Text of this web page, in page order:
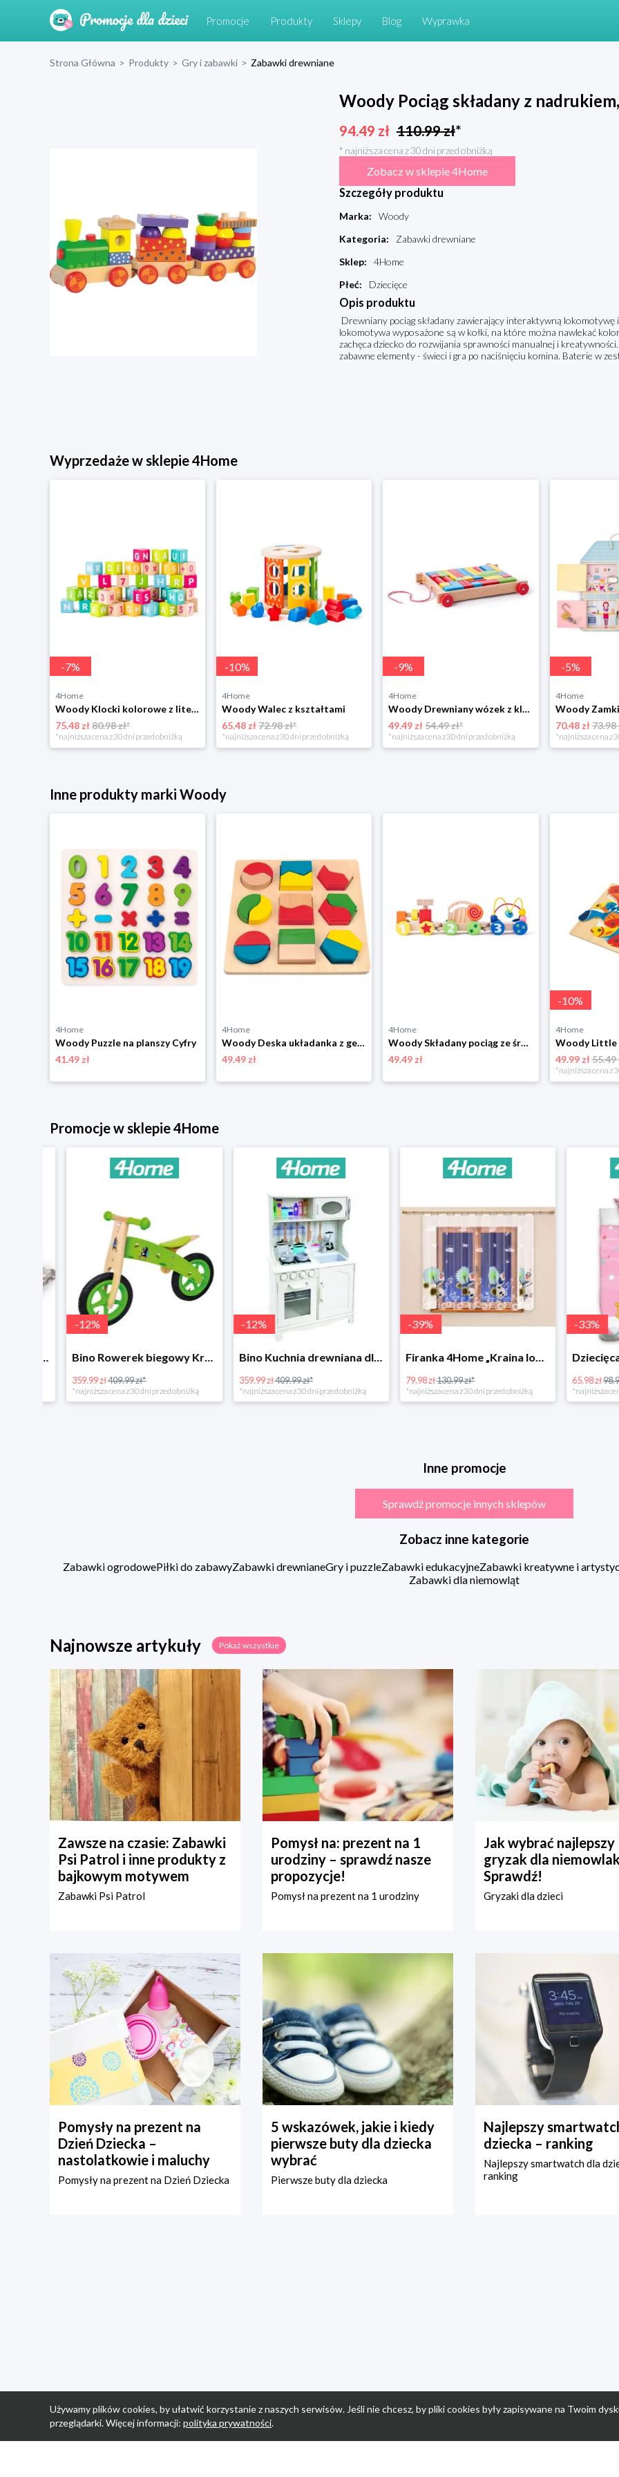
Promocje Produkty Sklepy Blog Wyprawka
Strona Główna > Produkty > Gry i zabawki > Zabawki drewniane
Woody Pociąg składany z
94.49 zł 110.99zł*
* najniższa cena z 30 dni przed obniżką
Zobacz w sklepie 4Home
Szczegóły produktu
Marka:
Woody
Kategoria:
Zabawki drewniane
Sklep:
4Home
Płeć: Dziecięce
Opis produktu
Drewniany pociąg składany zawierający interaktywną lokomotywę
lokomotywa wyposażone są w kołki, na które można nawlekać
zachęca dziecko do rozwijania sprawności manualnej i
zabawne elementy - świeci i gra po naciśnięciu komina. Baterie w
Wyprzedaże w sklepie 4Home
-7%
4Home
Woody Klocki kolorowe z literkami i cyferkami, 40 szt.
75.48 zł80.98 zł*
*najniższa cena z 30 dni przed obniżką
-10%
4Home
Woody Walec z kształtami
65.48 zł72.98 zł*
*najniższa cena z 30 dni przed obniżką
-9%
4Home
Woody Drewniany wózek z klockami, 34 elem.
49.49 zł54.49 zł*
*najniższa cena z 30 dni przed obniżką
-5%
4Home
Woody
70.48 zł73.98
*najniższa cena z
Inne produkty marki Woody
4Home
Woody Puzzle na planszy Cyfry
41.49 zł
4Home
Woody Deska układanka z geometrycznymi kształtami
49.49 zł
4Home
Woody Składany pociąg ze śrubą
49.49 zł
-10%
4Home
Woody Little
49.99 zł55.49
*najniższa cena z
Promocje w sklepie 4Home
%
Bino Rowerek biegowy Krecik
359.99 zł409.99 zł*
*najniższa cena z 30 dni przed obniżką
%
Bino Kuchnia drewniana dla dzieci Provence
359.99 zł409.99 zł*
*najniższa cena z 30 dni przed obniżką
%
Firanka 4Home „Kraina lodu” (Frozen)
79.98 zł130.99 zł*
*najniższa cena z 30 dni przed obniżką
%
65.98 zł98.99 zł*
*najniższa cena z
Inne promocje
Sprawdź promocje innych sklepów
Zobacz inne kategorie
Zabawki ogrodowePiłki do zabawyZabawki drewnianeGry i puzzleZabawki edukacyjneZabawki kreatywne i
Zabawki dla niemowląt
Najnowsze artykuły Pokaż wszystkie
Zawsze na czasie: Zabawki
Psi Patrol i inne produkty z
bajkowym motywem
Zabawki Psi Patrol
Pomysł na: prezent na 1
urodziny – sprawdź nasze
propozycje!
Pomysł na prezent na 1 urodziny
Jak wybrać najlepszy
gryzak dla
Sprawdź!
Gryzaki dla dzieci
Pomysły na prezent na
Dzień Dziecka –
nastolatkowie i maluchy
Pomysły na prezent na Dzień Dziecka
5 wskazówek, jakie i kiedy
pierwsze buty dla dziecka
wybrać
Pierwsze buty dla dziecka
Najlepszy
dziecka – ranking
Najlepszy smartwatch dla
ranking
Używamy plików cookies, by ułatwić korzystanie z naszych serwisów. Jeśli nie chcesz, by pliki cookies były zapisywane na Twoim
przeglądarki. Więcej informacji: polityka prywatności.